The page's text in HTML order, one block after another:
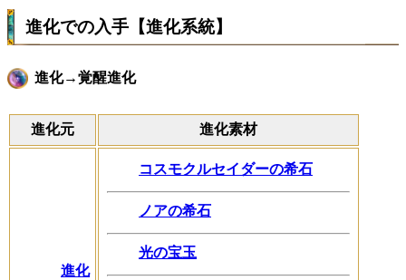
進化での入手【進化系統】
進化→覚醒進化
進化元 進化素材
進化
コスモクルセイダーの希石
ノアの希石
光の宝玉